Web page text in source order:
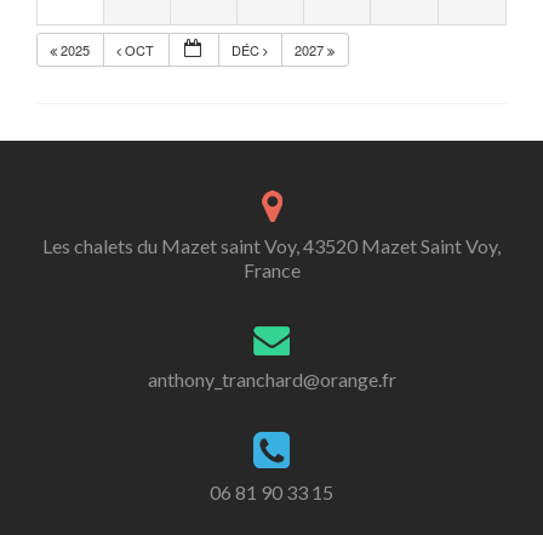
2025 OCT DÉC 2027
Les chalets du Mazet saint Voy, 43520 Mazet Saint Voy,
France
anthony_tranchard@orange.fr
06 81 90 33 15